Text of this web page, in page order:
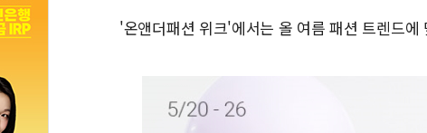
'온앤더패션 위크'에서는 올 여름 패션 트렌드에